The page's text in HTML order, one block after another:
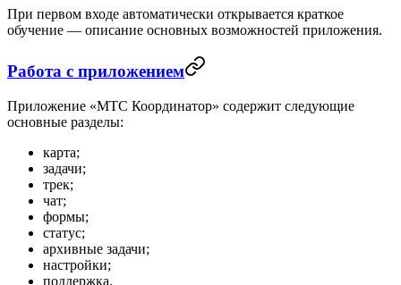
При первом входе автоматически открывается краткое
обучение — описание основных возможностей приложения.
Работа с приложением
Приложение «МТС Координатор» содержит следующие
основные разделы:
карта;
задачи;
трек;
чат;
формы;
статус;
архивные задачи;
настройки;
поддержка.